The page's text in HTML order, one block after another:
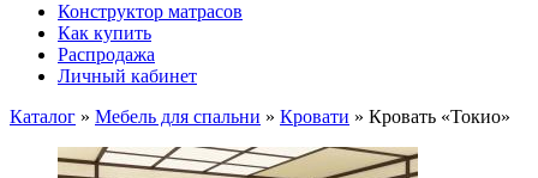
Конструктор матрасов
Как купить
Распродажа
Личный кабинет
Каталог » Мебель для спальни » Кровати » Кровать «Токио»